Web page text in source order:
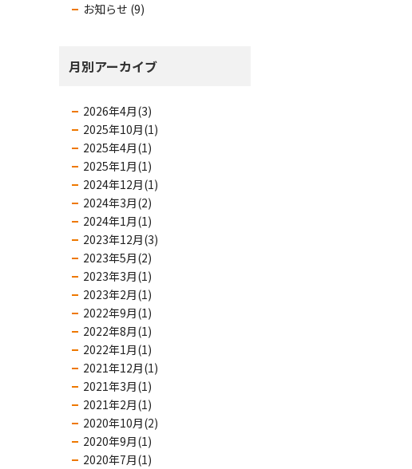
お知らせ (9)
月別アーカイブ
2026年4月(3)
2025年10月(1)
2025年4月(1)
2025年1月(1)
2024年12月(1)
2024年3月(2)
2024年1月(1)
2023年12月(3)
2023年5月(2)
2023年3月(1)
2023年2月(1)
2022年9月(1)
2022年8月(1)
2022年1月(1)
2021年12月(1)
2021年3月(1)
2021年2月(1)
2020年10月(2)
2020年9月(1)
2020年7月(1)